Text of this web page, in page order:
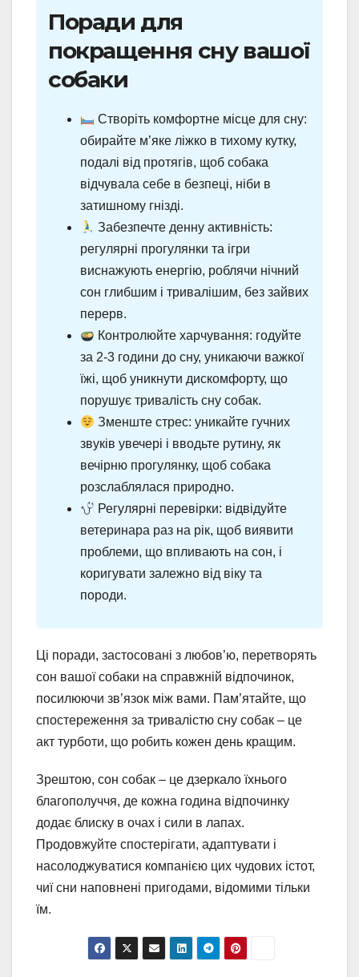
Поради для
покращення сну вашої
собаки
Створіть комфортне місце для сну:
обирайте м’яке ліжко в тихому кутку,
подалі від протягів, щоб собака
відчувала себе в безпеці, ніби в
затишному гнізді.
Забезпечте денну активність:
регулярні прогулянки та ігри
виснажують енергію, роблячи нічний
сон глибшим і тривалішим, без зайвих
перерв.
Контролюйте харчування: годуйте
за 2-3 години до сну, уникаючи важкої
їжі, щоб уникнути дискомфорту, що
порушує тривалість сну собак.
Зменште стрес: уникайте гучних
звуків увечері і вводьте рутину, як
вечірню прогулянку, щоб собака
розслаблялася природно.
Регулярні перевірки: відвідуйте
ветеринара раз на рік, щоб виявити
проблеми, що впливають на сон, і
коригувати залежно від віку та
породи.
Ці поради, застосовані з любов’ю, перетворять
сон вашої собаки на справжній відпочинок,
посилюючи зв’язок між вами. Пам’ятайте, що
спостереження за тривалістю сну собак – це
акт турботи, що робить кожен день кращим.
Зрештою, сон собак – це дзеркало їхнього
благополуччя, де кожна година відпочинку
додає блиску в очах і сили в лапах.
Продовжуйте спостерігати, адаптувати і
насолоджуватися компанією цих чудових істот,
чиї сни наповнені пригодами, відомими тільки
їм.